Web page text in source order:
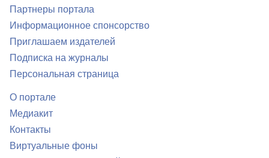
Партнеры портала
Информационное спонсорство
Приглашаем издателей
Подписка на журналы
Персональная страница
О портале
Медиакит
Контакты
Виртуальные фоны